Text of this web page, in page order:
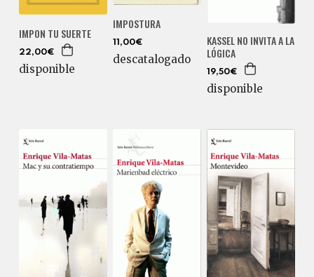
IMPON TU SUERTE
22,00€
disponible
IMPOSTURA
11,00€
descatalogado
KASSEL NO INVITA A LA
LÓGICA
19,50€
disponible